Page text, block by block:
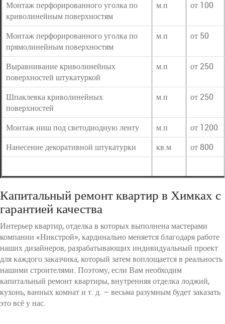
Монтаж перфорированного уголка по
криволинейным поверхностям
м.п от 100
Монтаж перфорированного уголка по
прямолинейным поверхностям
м.п от 50
Выравнивание криволинейных
поверхностей штукатуркой
м.п от 250
Шпаклевка криволинейных
поверхностей
м.п от 250
Монтаж ниш под светодиодную ленту м.п
от 1200
Нанесение декоративной штукатурки
кв.м от 800
Капитальный ремонт квартир в Химках с
гарантией качества
Интерьер квартир, отделка в которых выполнена мастерами
компании «Никстрой», кардинально меняется благодаря работе
наших дизайнеров, разрабатывающих индивидуальный проект
для каждого заказчика, который затем воплощается в реальность
нашими строителями. Поэтому, если Вам необходим
капитальный ремонт квартиры, внутренняя отделка лоджий,
кухонь, ванных комнат и т. д. – весьма разумным будет заказать
это всё у нас.